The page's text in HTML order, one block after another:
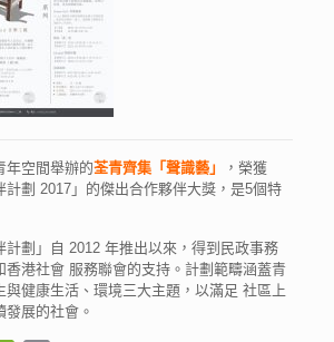
年空間舉辦的荃青齊集「聲識藝」
，榮獲
計劃 2017」的傑出合作夥伴大獎，是5個特
計劃」自 2012 年推出以來，得到民政事務
香港社會 服務聯會的支持。計劃範疇涵蓋青
與健康生活、環境三大主題，以滿足 社區上
發展的社會。